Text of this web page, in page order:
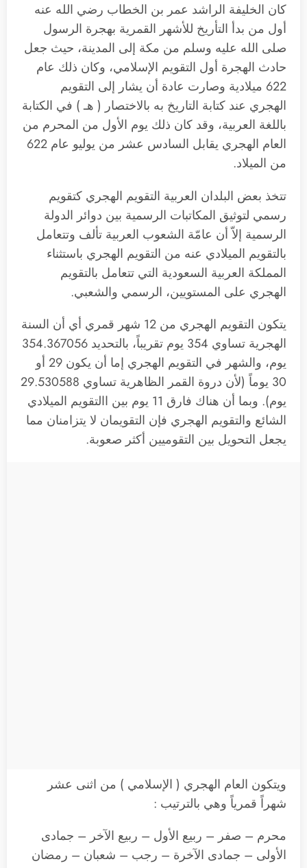
كان الخليفة الراشد عمر بن الخطاب رضي الله عنه
أول من بدأ التأريخ للأشهر القمرية بهجرة الرسول
صلى الله عليه وسلم من مكة إلى المدينة، حيث جعل
حادث الهجرة أول التقويم الإسلامي، وكان ذلك عام
622 ميلادية وصارت عادة أن يشار إلى التقويم
الهجري عند كتابة التاريخ به بالاختصار ( هـ ) في الكتابة
باللغة العربية، وقد كان ذلك يوم الأول من المحرم من
العام الهجري يقابل السادس عشر من يوليو عام 622
من الميلاد.
تتخذ بعض البلدان العربية التقويم الهجري كتقويم
رسمي لتوثيق المكاتبات الرسمية بين دوائر الدولة
الرسمية إلاّ أن عامّة الشعوب العربية تألف وتتعامل
بالتقويم الميلادي عنه من التقويم الهجري باستثناء
المملكة العربية السعودية التي تتعامل بالتقويم
الهجري على المستويين، الرسمي والشعبي.
يتكون التقويم الهجري من 12 شهر قمري أي أن السنة
الهجرية تساوي 354 يوم تقريباً، بالتحديد 354.367056
يوم، والشهر في التقويم الهجري إما أن يكون 29 أو
30 يوماً (لأن دروة القمر الظاهرية تساوي 29.530588
يوم). وبما أن هناك فارق 11 يوم بين االتقويم الميلادي
الشائع والتقويم الهجري فإن التقويمان لا يتزامنان مما
يجعل التحويل بين التقوميين أكثر صعوبة.
ويتكون العام الهجري ( الإسلامي ) من اثنى عشر
شهراً قمرياً وهي بالترتيب :
محرم – صفر – ربيع الأول – ربيع الآخر – جمادى
الأولى – جمادى الآخرة – رجب – شعبان – رمضان